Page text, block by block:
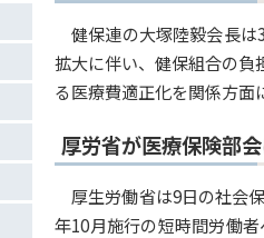
健保連の大塚陸毅会長
拡大に伴い、健保組合の負
る医療費適正化を関係方面
厚労省が医療保険部
厚生労働省は9日の社会
年10月施行の短時間労働